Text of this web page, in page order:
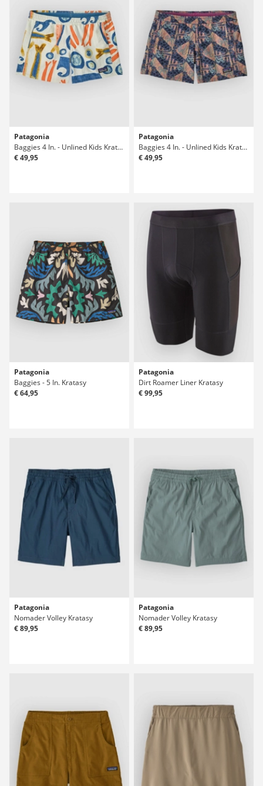
Patagonia
Baggies 4 In. - Unlined Kids Kratasy
€ 49,95
Patagonia
Baggies 4 In. - Unlined Kids Kratasy
€ 49,95
Patagonia
Baggies - 5 In. Kratasy
€ 64,95
Patagonia
Dirt Roamer Liner Kratasy
€ 99,95
Patagonia
Nomader Volley Kratasy
€ 89,95
Patagonia
Nomader Volley Kratasy
€ 89,95